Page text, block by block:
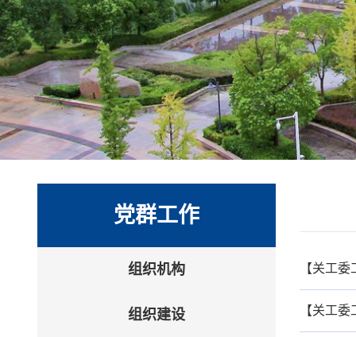
党群工作
组织机构
组织建设
【关工
【关工